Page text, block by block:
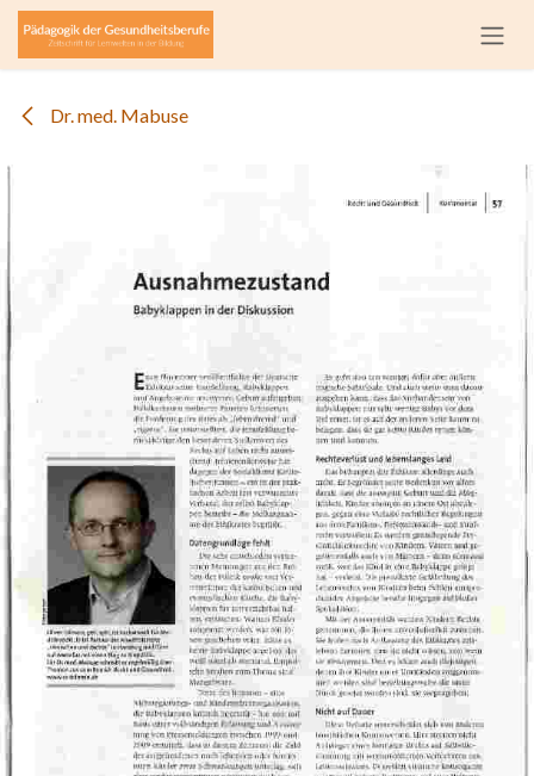
Zum Inhalt springen
Dr. med. Mabuse